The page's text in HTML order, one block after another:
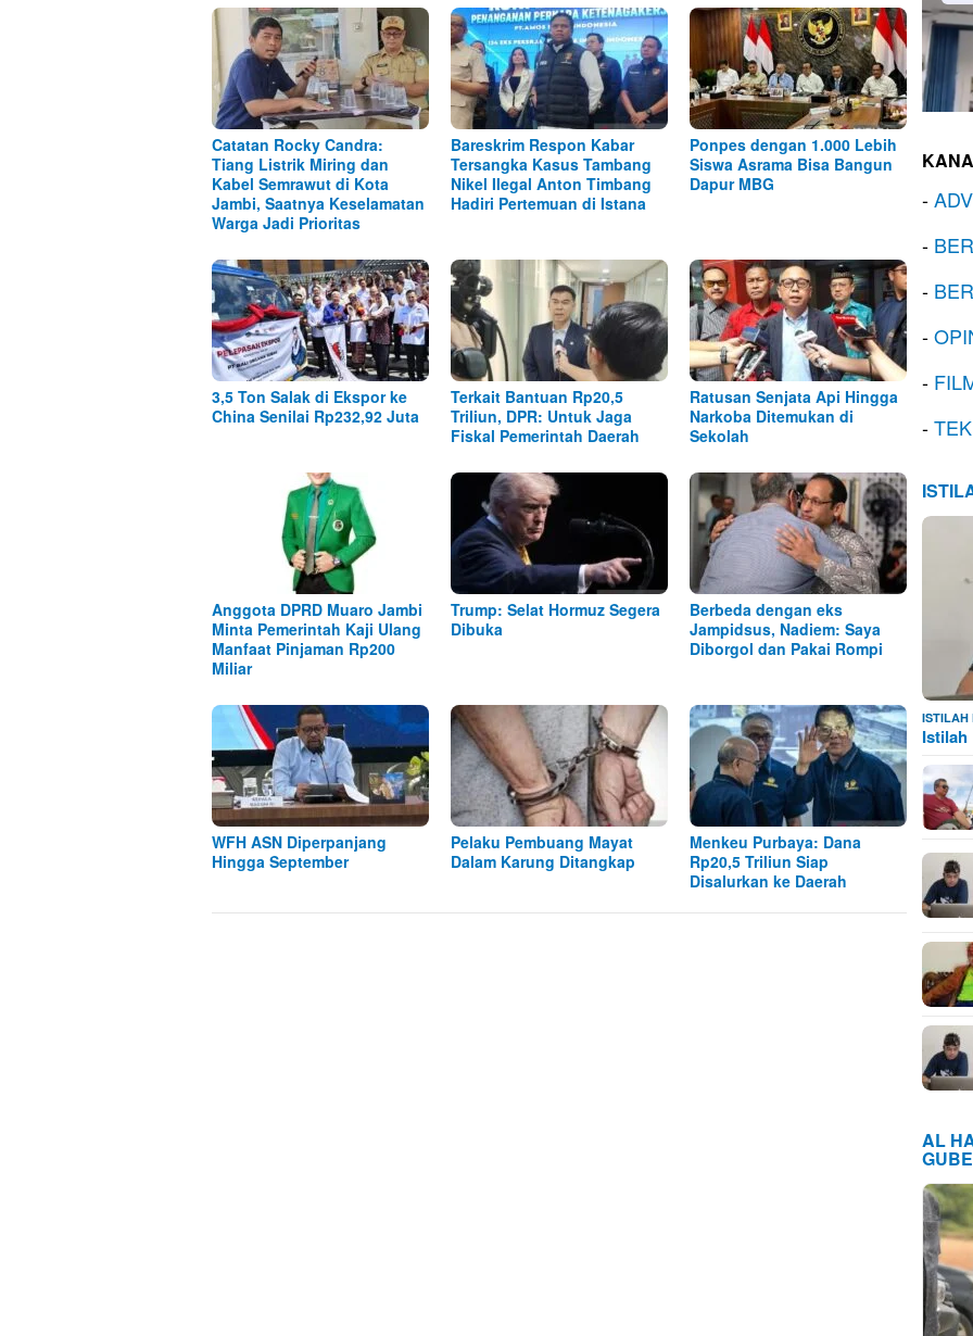
Catatan Rocky Candra:
Tiang Listrik Miring dan
Kabel Semrawut di Kota
Jambi, Saatnya Keselamatan
Warga Jadi Prioritas
Bareskrim Respon Kabar
Tersangka Kasus Tambang
Nikel Ilegal Anton Timbang
Hadiri Pertemuan di Istana
Ponpes dengan 1.000 Lebih
Siswa Asrama Bisa Bangun
Dapur MBG
3,5 Ton Salak di Ekspor ke
China Senilai Rp232,92 Juta
Terkait Bantuan Rp20,5
Triliun, DPR: Untuk Jaga
Fiskal Pemerintah Daerah
Ratusan Senjata Api Hingga
Narkoba Ditemukan di
Sekolah
Anggota DPRD Muaro Jambi
Minta Pemerintah Kaji Ulang
Manfaat Pinjaman Rp200
Miliar
Trump: Selat Hormuz Segera
Dibuka
Berbeda dengan eks
Jampidsus, Nadiem: Saya
Diborgol dan Pakai Rompi
WFH ASN Diperpanjang
Hingga September
Pelaku Pembuang Mayat
Dalam Karung Ditangkap
Menkeu Purbaya: Dana
Rp20,5 Triliun Siap
Disalurkan ke Daerah
-
-
-
-
-
-
ISTILAH
Istilah
AL